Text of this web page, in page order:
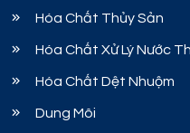
Hóa Chất Thủy Sản
Hóa Chất Xử Lý Nước
Hóa Chất Dệt Nhuộm
Dung Môi